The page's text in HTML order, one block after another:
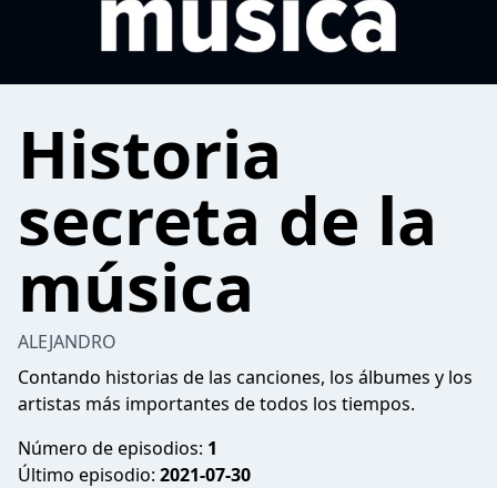
Historia
secreta de la
música
ALEJANDRO
Contando historias de las canciones, los álbumes y los
artistas más importantes de todos los tiempos.
Número de episodios: 1
Último episodio: 2021-07-30